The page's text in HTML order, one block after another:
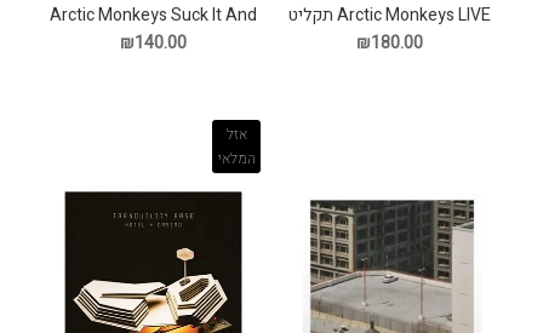
Arctic Monkeys LIVE תקליט
₪180.00
Arctic Monkeys Suck It And
See תקליט
₪140.00
אזל
המלאי